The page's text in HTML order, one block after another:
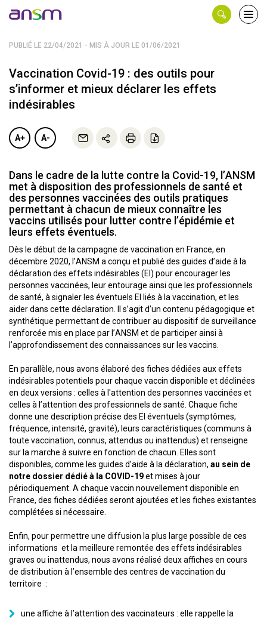
PUBLIÉ LE 22/04/2021 - MIS À JOUR LE 01/06/2021
Vaccination Covid-19 : des outils pour
s’informer et mieux déclarer les effets
indésirables
A+ A-
Dans le cadre de la lutte contre la Covid-19, l’ANSM
met à disposition des professionnels de santé et
des personnes vaccinées des outils pratiques
permettant à chacun de mieux connaître les
vaccins utilisés pour lutter contre l’épidémie et
leurs effets éventuels.
Dès le début de la campagne de vaccination en France, en
décembre 2020, l’ANSM a conçu et publié des guides d’aide à la
déclaration des effets indésirables (EI) pour encourager les
personnes vaccinées, leur entourage ainsi que les professionnels
de santé, à signaler les éventuels EI liés à la vaccination, et les
aider dans cette déclaration. Il s’agit d’un contenu pédagogique et
synthétique permettant de contribuer au dispositif de surveillance
renforcée mis en place par l’ANSM et de participer ainsi à
l’approfondissement des connaissances sur les vaccins.
En parallèle, nous avons élaboré des fiches dédiées aux effets
indésirables potentiels pour chaque vaccin disponible et déclinées
en deux versions : celles à l'attention des personnes vaccinées et
celles à l’attention des professionnels de santé. Chaque fiche
donne une description précise des EI éventuels (symptômes,
fréquence, intensité, gravité), leurs caractéristiques (communs à
toute vaccination, connus, attendus ou inattendus) et renseigne
sur la marche à suivre en fonction de chacun. Elles sont
disponibles, comme les guides d’aide à la déclaration, au sein de
notre dossier dédié à la COVID-19et mises à jour
périodiquement. A chaque vaccin nouvellement disponible en
France, des fiches dédiées seront ajoutées et les fiches existantes
complétées si nécessaire.
Enfin, pour permettre une diffusion la plus large possible de ces
informations et la meilleure remontée des effets indésirables
graves ou inattendus, nous avons réalisé deux affiches en cours
de distribution à l’ensemble des centres de vaccination du
territoire :
une affiche à l’attention des vaccinateurs : elle rappelle la